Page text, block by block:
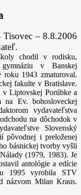
– 8.8.2006
chodil v rodisku,
v Banskej
1943 zmaturoval.
fakulte v Bratislave.
Liptovskej Porúbke a
na Ev. bohosloveckej
vydavateľstva
na dôchodok v
Slovenský
pôvodnej i preloženej
básnickej tvorby vyšli
(1979, 1983). Je
antológie a edície
1995 vyrobila STV
názvom Milan Kraus.